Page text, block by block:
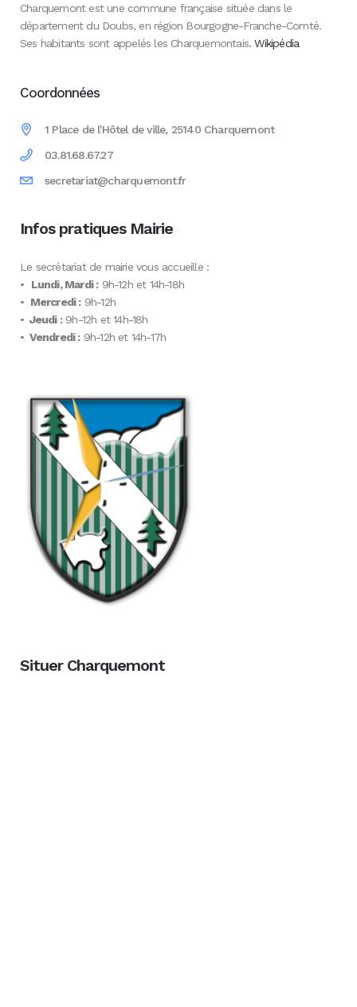
Charquemont est une commune française située dans le
département du Doubs, en région Bourgogne-Franche-Comté.
Ses habitants sont appelés les Charquemontais.Wikipédia
Coordonnées
1 Place de l'Hôtel de ville, 25140 Charquemont
03.81.68.67.27
secretariat@charquemont.fr
Infos pratiques Mairie
Le secrétariat de mairie vous accueille :
• Lundi, Mardi :9h-12h et 14h-18h
• Mercredi :9h-12h
• Jeudi :9h-12h et 14h-18h
• Vendredi :9h-12h et 14h-17h
Situer Charquemont